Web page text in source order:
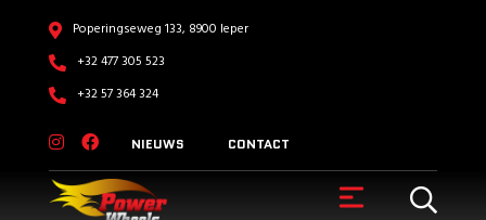
Poperingseweg 133, 8900 Ieper
+32 477 305 523
+32 57 364 324
NIEUWS CONTACT